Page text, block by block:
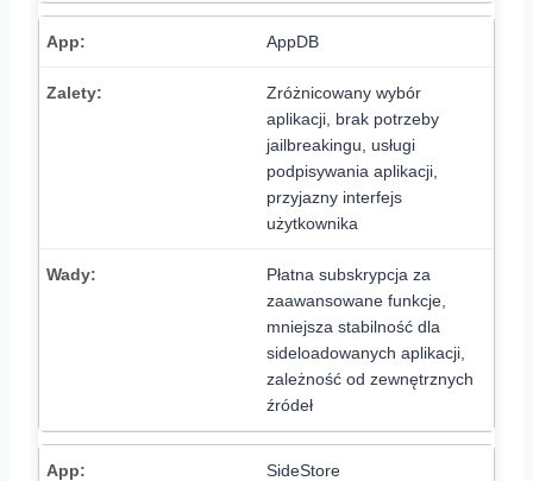
AppDB
Zróżnicowany wybór
aplikacji, brak potrzeby
jailbreakingu, usługi
podpisywania aplikacji,
przyjazny interfejs
użytkownika
Płatna subskrypcja za
zaawansowane funkcje,
mniejsza stabilność dla
sideloadowanych aplikacji,
zależność od zewnętrznych
źródeł
SideStore